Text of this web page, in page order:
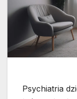
Psychiatria